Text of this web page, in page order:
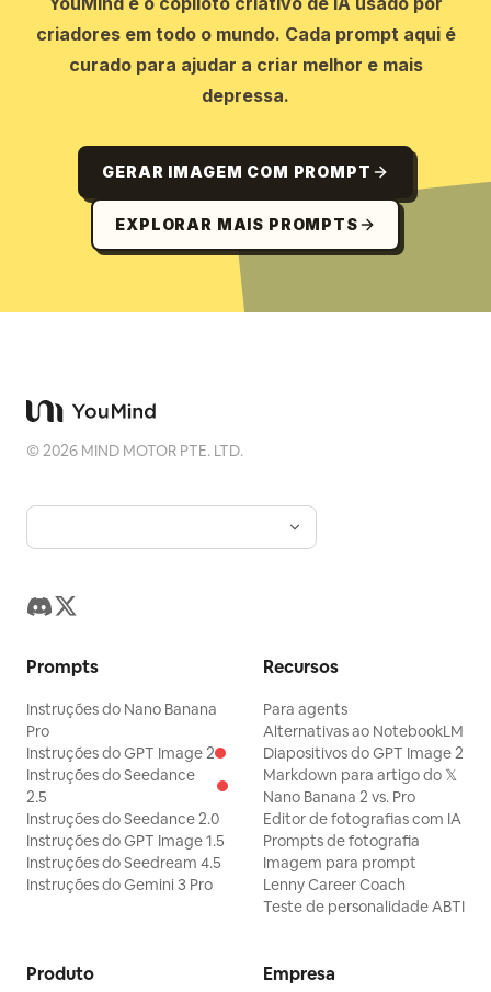
criadores em todo o mundo. Cada prompt aqui é
curado para ajudar a criar melhor e mais
depressa.
GERAR IMAGEM COM PROMPT
EXPLORAR MAIS PROMPTS
©2026 MIND MOTOR PTE. LTD.
Prompts
Instruções do Nano Banana
Pro
Instruções do GPT Image 2
Instruções do Seedance
2.5
Instruções do Seedance 2.0
Instruções do GPT Image 1.5
Instruções do Seedream 4.5
Instruções do Gemini 3 Pro
Recursos
Para agents
Alternativas ao NotebookLM
Diapositivos do GPT Image 2
Markdown para artigo do 𝕏
Nano Banana 2 vs. Pro
Editor de fotografias com IA
Prompts de fotografia
Imagem para prompt
Lenny Career Coach
Teste de personalidade ABTI
Produto Empresa